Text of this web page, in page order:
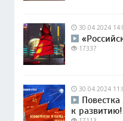
30.04.2024
17337
30.04.2024
к развитию!